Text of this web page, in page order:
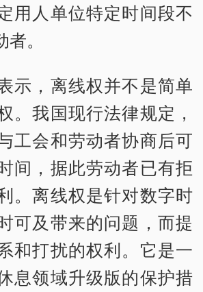
用人单位特定时间段不
。
，离线权并不是简单
。我国现行法律规定，
工会和劳动者协商后可
间，据此劳动者已有拒
。离线权是针对数字时
可及带来的问题，而提
和打扰的权利。它是一
息领域升级版的保护措